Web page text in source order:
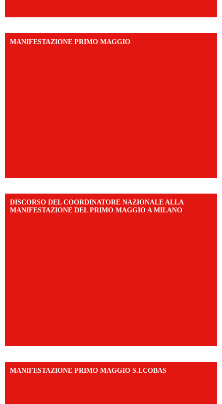
MANIFESTAZIONE PRIMO MAGGIO
DISCORSO DEL COORDINATORE NAZIONALE ALLA
MANIFESTAZIONE DEL PRIMO MAGGIO A MILANO
MANIFESTAZIONE PRIMO MAGGIO S.I.COBAS